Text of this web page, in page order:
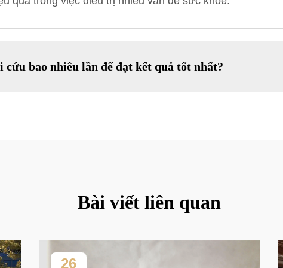
cứu bao nhiêu lần để đạt kết quả tốt nhất?
Bài viết liên quan
26